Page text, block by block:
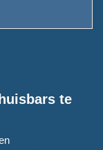
te